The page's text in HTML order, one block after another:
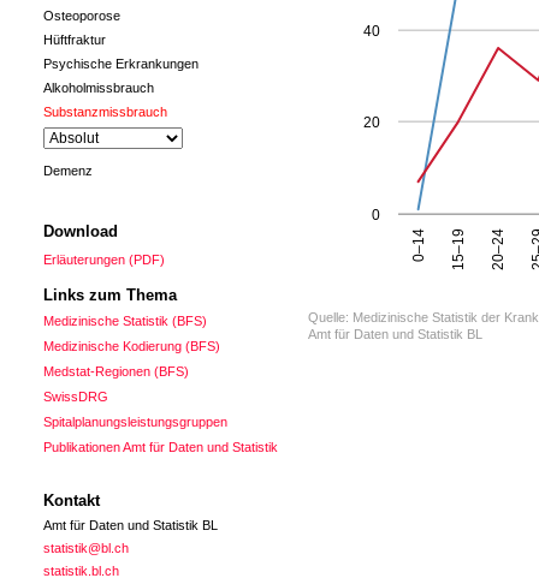
Osteoporose
Hüftfraktur
Psychische Erkrankungen
Alkoholmissbrauch
Substanzmissbrauch
Demenz
Download
Erläuterungen (PDF)
Links zum Thema
Medizinische Statistik (BFS)
Medizinische Kodierung (BFS)
Medstat-Regionen (BFS)
SwissDRG
Spitalplanungsleistungsgruppen
Publikationen Amt für Daten und Statistik
Kontakt
Amt für Daten und Statistik BL
statistik@bl.ch
statistik.bl.ch
0–14 15–19 20–24
0
20
40
Quelle: Medizinische Statistik der
Amt für Daten und Statistik BL